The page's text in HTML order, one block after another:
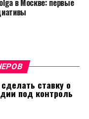
в Москве: первые
ставку о
под контроль